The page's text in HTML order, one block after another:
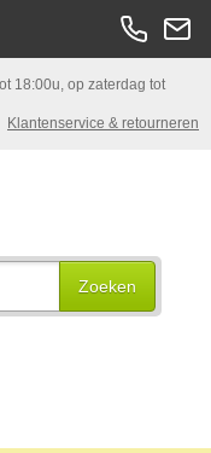
18:00u, op zaterdag tot
Klantenservice & retourneren
Zoeken